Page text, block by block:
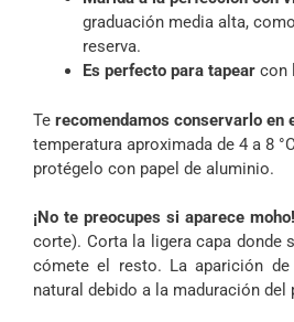
graduación media alta,
reserva.
Es perfecto para tapear con
Te recomendamos conservarlo en
temperatura aproximada de 4 a 8
protégelo con papel de aluminio.
¡No te preocupes si aparece moho!
corte). Corta la ligera capa donde
cómete el resto. La aparición
natural debido a la maduración del